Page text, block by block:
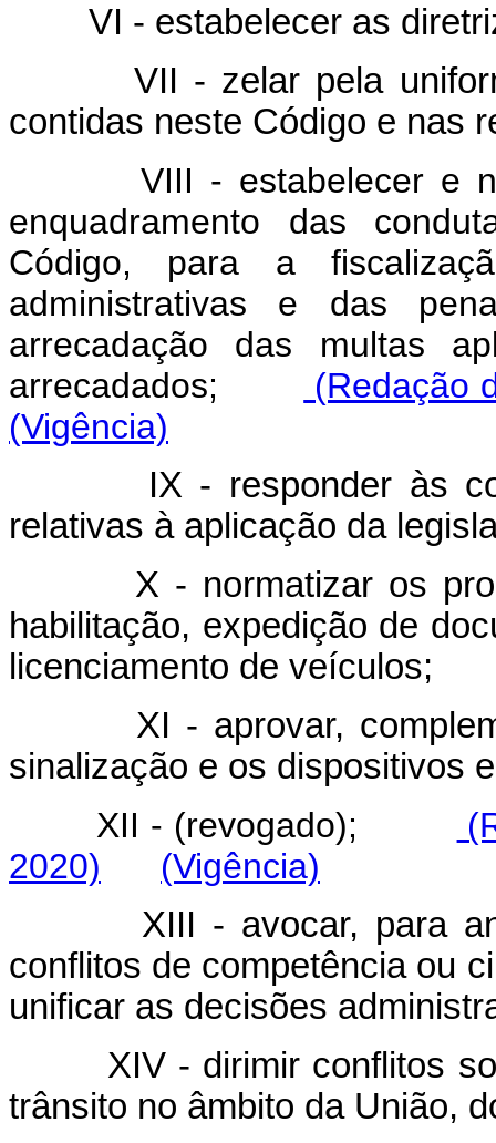
VI - estabelecer as
VII - zelar pela
contidas neste Código e nas
VIII - estabelecer e
enquadramento das
Código, para a
administrativas e das
arrecadação das multas
arrecadados;
(Redação
(Vigência)
IX - responder às
relativas à aplicação da
X - normatizar os
habilitação, expedição de
licenciamento de veículos;
XI - aprovar,
sinalização e os dispositivos
XII - (revogado);
2020)
(Vigência)
XIII - avocar, para
conflitos de competência ou
unificar as decisões
XIV - dirimir conflitos
trânsito no âmbito da União,